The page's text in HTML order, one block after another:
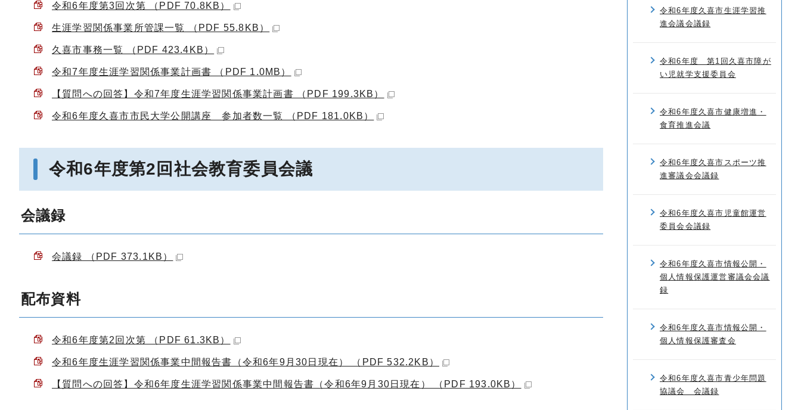
令和6年度第3回次第 （PDF 70.8KB）
生涯学習関係事業所管課一覧 （PDF 55.8KB）
久喜市事務一覧 （PDF 423.4KB）
令和7年度生涯学習関係事業計画書 （PDF 1.0MB）
【質問への回答】令和7年度生涯学習関係事業計画書 （PDF 199.3KB）
令和6年度久喜市市民大学公開講座 参加者数一覧 （PDF 181.0KB）
令和6年度第2回社会教育委員会議
会議録
会議録 （PDF 373.1KB）
配布資料
令和6年度第2回次第 （PDF 61.3KB）
令和6年度生涯学習関係事業中間報告書（令和6年9月30日現在） （PDF 532.2KB）
【質問への回答】令和6年度生涯学習関係事業中間報告書（令和6年9月30日現在） （PDF 193.0KB）
令和6年度久喜市生涯学習推
進会議会議録
令和6年度 第1回久喜市障が
い児就学支援委員会
令和6年度久喜市健康増進・
食育推進会議
令和6年度久喜市スポーツ推
進審議会会議録
令和6年度久喜市児童館運営
委員会会議録
令和6年度久喜市情報公開・
個人情報保護運営審議会会議
録
令和6年度久喜市情報公開・
個人情報保護審査会
令和6年度久喜市青少年問題
協議会 会議録